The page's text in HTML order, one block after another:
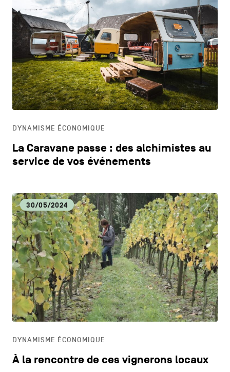
DYNAMISME ÉCONOMIQUE
La Caravane passe : des alchimistes au
service de vos événements
30/05/2024
DYNAMISME ÉCONOMIQUE
À la rencontre de ces vignerons locaux